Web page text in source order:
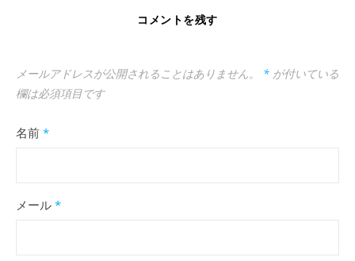
コメントを残す
メールアドレスが公開されることはありません。 * が付いている
欄は必須項目です
名前 *
メール *